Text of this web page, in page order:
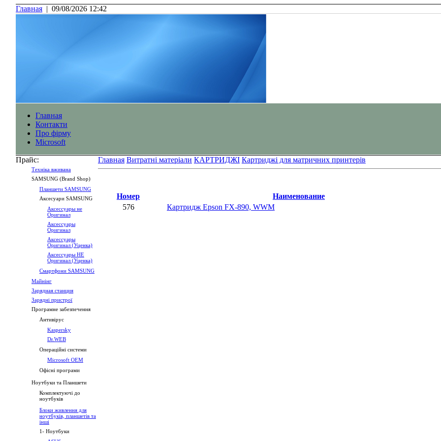
Главная | 09/08/2026 12:42
Главная
Контакти
Про фірму
Microsoft
Прайс:
Технiка вживана
SAMSUNG (Brand Shop)
Планшети SAMSUNG
Аксесуари SAMSUNG
Аксессуары не
Оригинал
Аксессуары
Оригинал
Аксессуары
Оригинал (Уценка)
Аксессуары НЕ
Оригинал (Уценка)
Смартфони SAMSUNG
Майнінг
Зарядная станция
Зарядні пристрої
Програмне забезпечення
Антивірус
Kaspersky
Dr.WEB
Операційні системи
Microsoft OEM
Офісні програми
Ноутбуки та Планшети
Комплектуючі до
ноутбуків
Блоки живлення для
ноутбуків, планшетів та
інші
1- Ноутбуки
Главная Витратні матеріали КАРТРИДЖІ Картриджі для матричних принтерів
Номер
Наименование
576
Картридж Epson FX-890, WWM